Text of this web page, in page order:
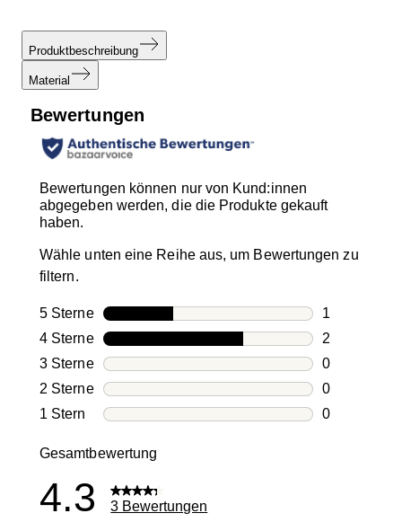
Produktbeschreibung
Material
Bewertungen
Bewertungen können nur von Kund:innen
abgegeben werden, die die Produkte gekauft
haben.
Wähle unten eine Reihe aus, um Bewertungen zu
filtern.
5 SterneSterne
1
1
4 SterneSterne
2
2
3 SterneSterne
0
0
2 SterneSterne
0
0
1 Stern Sterne
0
Gesamtbewertung
4.3 3 Bewertungen